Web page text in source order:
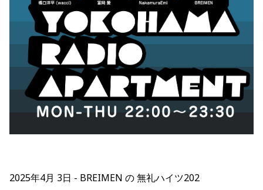
2025年4月 3日 BREIMEN の 無礼ハイツ202